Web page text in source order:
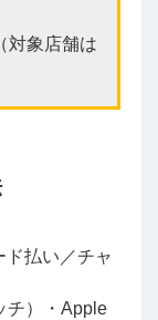
対象店舗は
払い／チャ
チ）・Apple